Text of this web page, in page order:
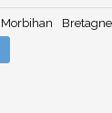
Morbihan Bretagne